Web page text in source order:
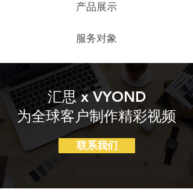
产品展示
服务对象
汇思 x VYOND
为全球客户制作精彩视频
联系我们